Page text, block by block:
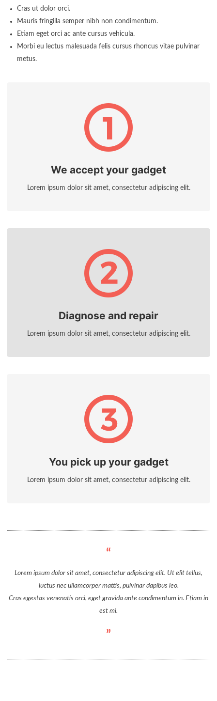
Cras ut dolor orci.
Mauris fringilla semper nibh non condimentum.
Etiam eget orci ac ante cursus vehicula.
Morbi eu lectus malesuada felis cursus rhoncus vitae pulvinar
metus.
We accept your gadget
Lorem ipsum dolor sit amet, consectetur adipiscing elit.
Diagnose and repair
Lorem ipsum dolor sit amet, consectetur adipiscing elit.
You pick up your gadget
Lorem ipsum dolor sit amet, consectetur adipiscing elit.
Lorem ipsum dolor sit amet, consectetur adipiscing elit. Ut elit tellus,
luctus nec ullamcorper mattis, pulvinar dapibus leo.
Cras egestas venenatis orci, eget gravida ante condimentum in. Etiam in
est mi.